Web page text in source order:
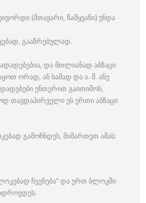
(მთავარი, წამყვანი) უნდა
გააზრებულად.
და მთლიანად აბზაცი
ორად, ან სამად და ა. შ. ანუ
ენთერით გაითიშოს,
თავდაპირველი ეს ერთი აბზაცი
გამოჩნდეს, მიმართეთ ამას:
ჩვენება“ და ერთ ბლოკში